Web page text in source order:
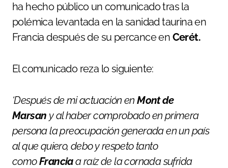
ha hecho público un comunicado tras la
polémica levantada en la sanidad taurina en
Francia después de su percance en Cerét.
El comunicado reza lo siguiente:
‘Después de mi actuación enMont de
Marsan y al haber comprobado en primera
persona la preocupación generada en un país
al que quiero, debo y respeto tanto
comoFranciaa raíz de la cornada sufrida